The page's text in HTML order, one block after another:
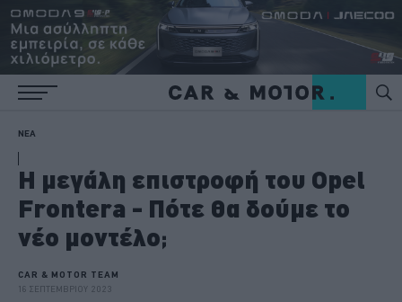
ΝΕΑ
Η μεγάλη επιστροφή του Opel
Frontera - Πότε θα δούμε το
νέο μοντέλο;
CAR & MOTOR TEAM
16 ΣΕΠΤΕΜΒΡΙΟΥ 2023